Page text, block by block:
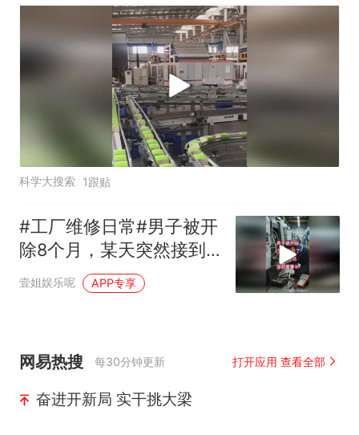
科学大搜索 1跟贴
#工厂维修日常#男子被开
除8个月，某天突然接到
董事长电话
壹姐娱乐呢 APP专享
网易热搜 每30分钟更新 打开应用 查看全部
奋进开新局 实干挑大梁